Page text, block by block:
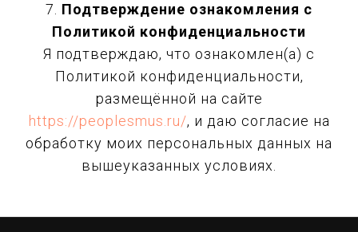
7. Подтверждение ознакомления с
Политикой конфиденциальности
Я подтверждаю, что ознакомлен(а) с
Политикой конфиденциальности,
размещённой на сайте
https://peoplesmus.ru/, и даю согласие на
обработку моих персональных данных на
вышеуказанных условиях.